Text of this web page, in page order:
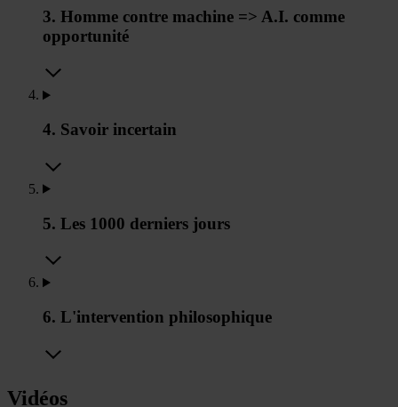
3. Homme contre machine => A.I. comme
opportunité
4. Savoir incertain
5. Les 1000 derniers jours
6. L'intervention philosophique
Vidéos